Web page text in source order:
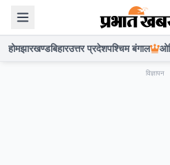
होमझारखण्डबिहारउत्तर प्रदेशपश्चिम बंगाल
विज्ञापन